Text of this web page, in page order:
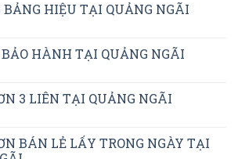
BẢNG HIỆU TẠI QUẢNG NGÃI
HÀNH TẠI QUẢNG NGÃI
3 LIÊN TẠI QUẢNG NGÃI
BÁN LẺ LẤY TRONG NGÀY TẠI